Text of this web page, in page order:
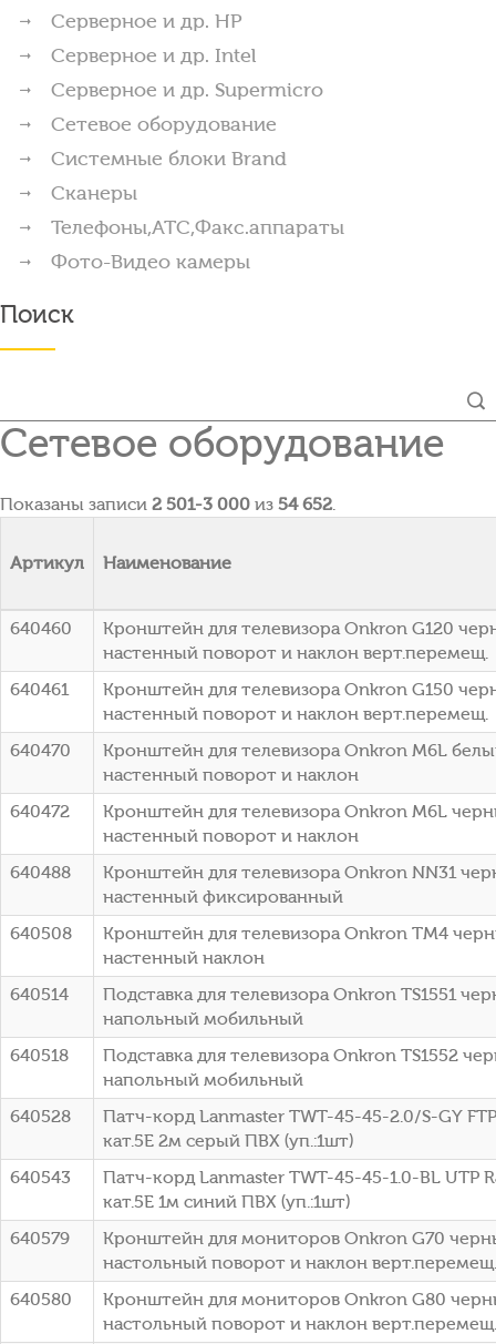
Серверное и др. HP
Серверное и др. Intel
Серверное и др. Supermicro
Сетевое оборудование
Системные блоки Brand
Сканеры
Телефоны,АТС,Факс.аппараты
Фото-Видео камеры
Поиск
Сетевое оборудование
Показаны записи 2 501-3 000 из 54 652.
Артикул Наименование
640460
Кронштейн для телевизора Onkron G120
настенный поворот и наклон верт.перемещ.
640461
Кронштейн для телевизора Onkron G150
настенный поворот и наклон верт.перемещ.
640470
Кронштейн для телевизора Onkron M6L
настенный поворот и наклон
640472
Кронштейн для телевизора Onkron M6L
настенный поворот и наклон
640488
Кронштейн для телевизора Onkron NN31
настенный фиксированный
640508
Кронштейн для телевизора Onkron TM4
настенный наклон
640514
Подставка для телевизора Onkron TS1551
напольный мобильный
640518
Подставка для телевизора Onkron TS1552
напольный мобильный
640528
Патч-корд Lanmaster TWT-45-45-2.0/S-GY
кат.5E 2м серый ПВХ (уп.:1шт)
640543
Патч-корд Lanmaster TWT-45-45-1.0-BL UTP
кат.5E 1м синий ПВХ (уп.:1шт)
640579
Кронштейн для мониторов Onkron G70
настольный поворот и наклон верт.перемещ.
640580
Кронштейн для мониторов Onkron G80
настольный поворот и наклон верт.перемещ.